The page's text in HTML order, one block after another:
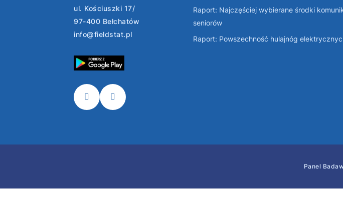
ul. Kościuszki 17/
97-400 Bełchatów
info@fieldstat.pl
Raport: Najczęściej wybierane środki
seniorów
Raport: Powszechność hulajnóg
Panel